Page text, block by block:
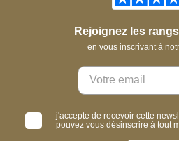
Rejoignez les
en vous inscrivant à
j'accepte de recevoir cette
pouvez vous désinscrire à tout